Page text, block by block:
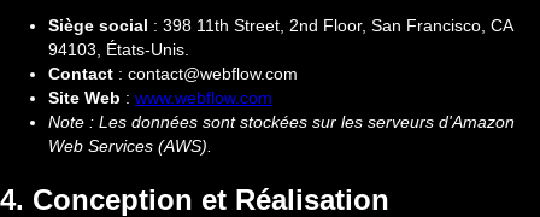
Siège social : 398 11th Street, 2nd Floor, San Francisco, CA
94103, États-Unis.
Contact : contact@webflow.com
Site Web : www.webflow.com
Note : Les données sont stockées sur les serveurs d'Amazon
Web Services (AWS).
4. Conception et Réalisation